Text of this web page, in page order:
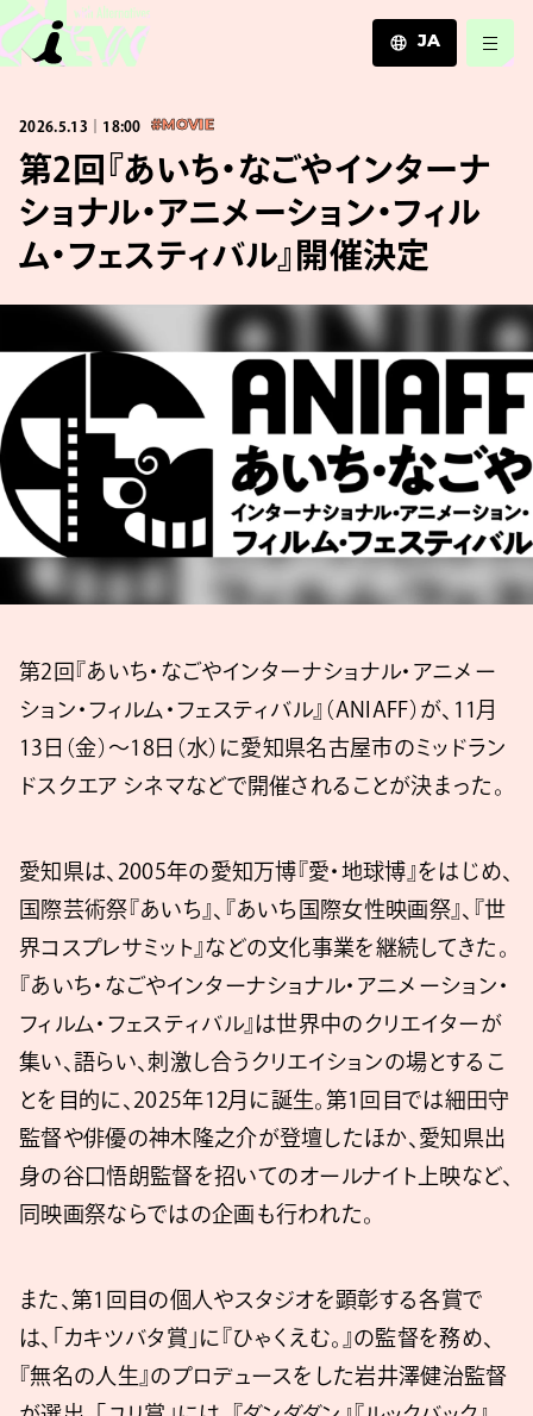
JA
ZH
2026.5.13｜18:00 #MOVIE
第2回『あいち・なごやインターナ
ショナル・アニメーション・フィル
ム・フェスティバル』開催決定
第2回『あいち・なごやインターナショナル・アニメー
ション・フィルム・フェスティバル』（ANIAFF）が、11月
13日（金）～18日（水）に愛知県名古屋市のミッドラン
ドスクエア シネマなどで開催されることが決まった。
愛知県は、2005年の愛知万博『愛・地球博』をはじめ、
国際芸術祭『あいち』、『あいち国際女性映画祭』、『世
界コスプレサミット』などの文化事業を継続してきた。
『あいち・なごやインターナショナル・アニメーション・
フィルム・フェスティバル』は世界中のクリエイターが
集い、語らい、刺激し合うクリエイションの場とするこ
とを目的に、2025年12月に誕生。第1回目では細田守
監督や俳優の神木隆之介が登壇したほか、愛知県出
身の谷口悟朗監督を招いてのオールナイト上映など、
同映画祭ならではの企画も行われた。
また、第1回目の個人やスタジオを顕彰する各賞で
は、「カキツバタ賞」に『ひゃくえむ。』の監督を務め、
『無名の人生』のプロデュースをした岩井澤健治監督